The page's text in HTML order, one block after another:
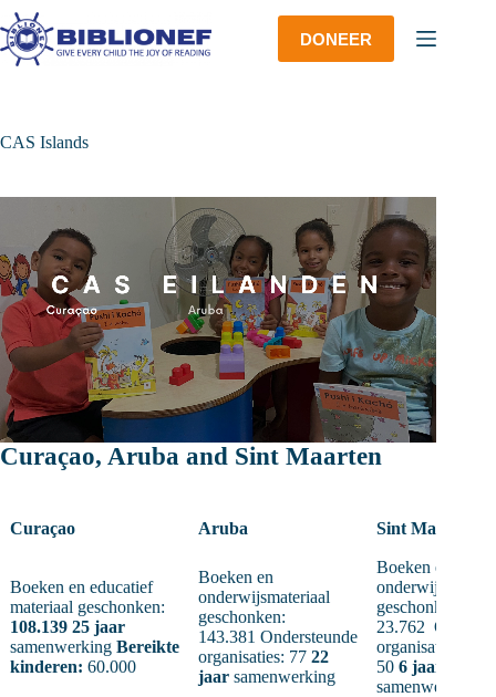
Ga
naar
de
inhoud
DONEER
CAS Islands
Curaçao, Aruba and Sint Maarten
Curaçao Aruba Sint Maarten
Boeken en educatief
materiaal geschonken:
108.139 25 jaar
samenwerking Bereikte
kinderen: 60.000
Boeken en
onderwijsmateriaal
geschonken:
143.381 Ondersteunde
organisaties: 77 22
jaar samenwerking
Boeken en
geschonken:
23.762
organisaties:
50 6 jaar
samenwerking